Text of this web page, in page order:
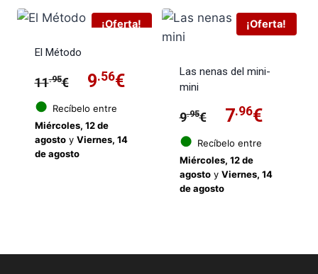
11.95€.9.56€.
¡Oferta!
El Método
11.95€
El
precio
original
9.56€El
actual
● Recíbelo entre
Miércoles, 12 de
agostoy Viernes, 14
de agosto
¡Oferta!
Las nenas del mini-
mini
9.95€
El
precio
original
7.96€El
actual
● Recíbelo entre
Miércoles, 12 de
agostoy Viernes, 14
de agosto